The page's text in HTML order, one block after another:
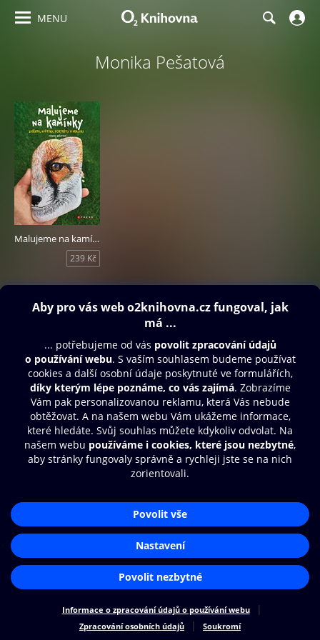
MENU
Monika Pešatová
Malujeme na kamínky
239 Kč
Obsah ke stažení
Další zábava
© O2 Czech Republic a.s.
Nákupní řád
Přístupnost
Cookies
Nastavení cookies
Aplikace O2 Knihovna
Čti a poslouchej své e-knihy a
audioknihy rychleji a pohodlněji.